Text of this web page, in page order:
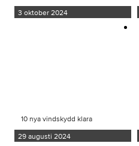
3 oktober 2024
10 nya vindskydd klara
29 augusti 2024